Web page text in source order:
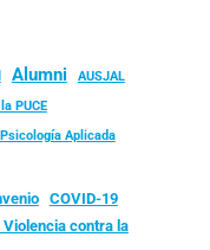
Alumni
AUSJAL
PUCE
Aplicada
COVID-19
Violencia contra la